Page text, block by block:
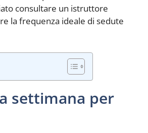
consultare un istruttore
la frequenza ideale di sedute
settimana per